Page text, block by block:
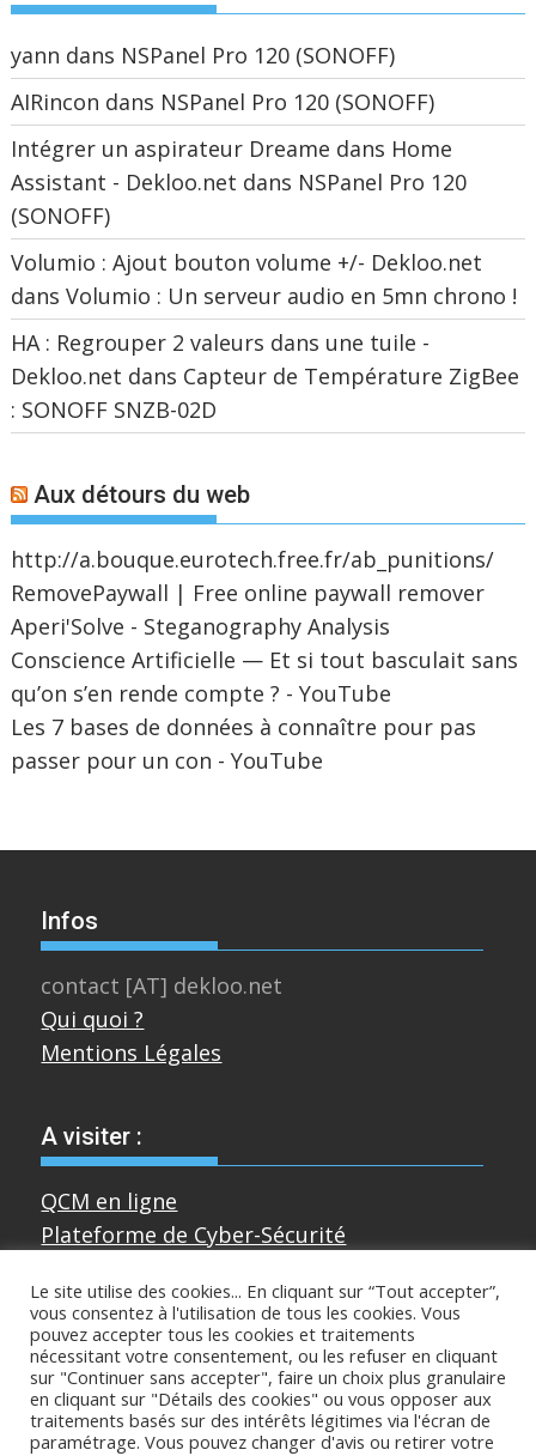
yann dans NSPanel Pro 120 (SONOFF)
AIRincon dans NSPanel Pro 120 (SONOFF)
Intégrer un aspirateur Dreame dans Home
Assistant - Dekloo.net dans NSPanel Pro 120
(SONOFF)
Volumio : Ajout bouton volume +/- Dekloo.net
dansVolumio : Un serveur audio en 5mn chrono !
HA : Regrouper 2 valeurs dans une tuile -
Dekloo.net dans Capteur de Température ZigBee
: SONOFF SNZB-02D
Aux détours du web
http://a.bouque.eurotech.free.fr/ab_punitions/
RemovePaywall | Free online paywall remover
Aperi'Solve - Steganography Analysis
Conscience Artificielle — Et si tout basculait sans
qu’on s’en rende compte ? - YouTube
Les 7 bases de données à connaître pour pas
passer pour un con - YouTube
Infos
contact [AT] dekloo.net
Qui quoi ?
Mentions Légales
A visiter :
QCM en ligne
Plateforme de Cyber-Sécurité
Divers
Sur mastodon
Le site utilise des cookies... En cliquant sur “Tout accepter”,
vous consentez à l'utilisation de tous les cookies. Vous
pouvez accepter tous les cookies et traitements
nécessitant votre consentement, ou les refuser en cliquant
sur "Continuer sans accepter", faire un choix plus granulaire
en cliquant sur "Détails des cookies" ou vous opposer aux
traitements basés sur des intérêts légitimes via l'écran de
paramétrage. Vous pouvez changer d'avis ou retirer votre